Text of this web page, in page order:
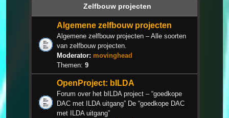
Zelfbouw projecten
Algemene zelfbouw projecten
Algemene zelfbouw projecten – Alle soorten
van zelfbouw projecten.
Moderator: movinghead
Themen: 9
OpenProject: bILDA
Forum over het bILDA project – “goedkope
DAC met ILDA uitgang” De “goedkope DAC
met ILDA uitgang”